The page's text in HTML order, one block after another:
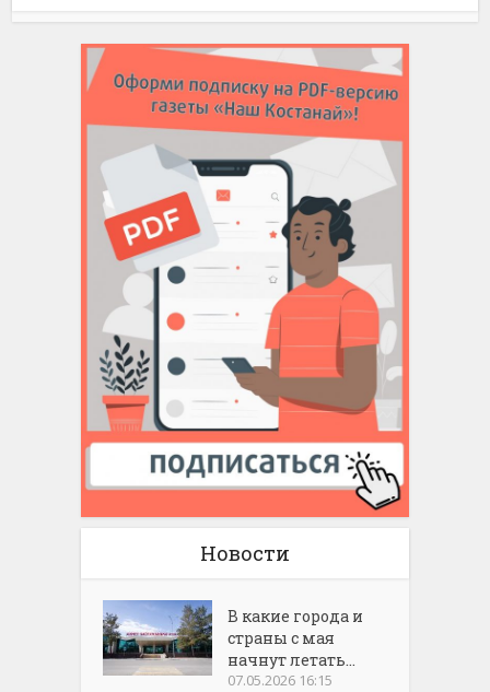
Новости
В какие города и
страны с мая
начнут летать...
07.05.2026 16:15